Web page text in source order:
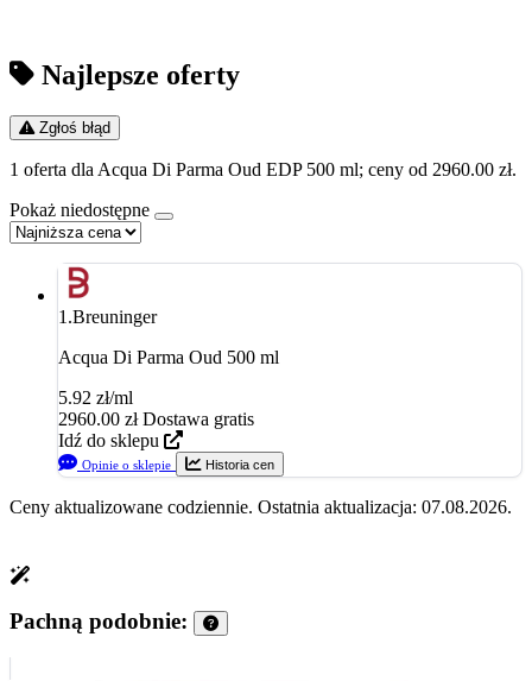
Najlepsze oferty
Zgłoś błąd
1 oferta dla Acqua Di Parma Oud EDP 500 ml; ceny od 2960.00 zł.
Pokaż niedostępne
1.Breuninger
Acqua Di Parma Oud 500 ml
5.92 zł/ml
2960.00 zł Dostawa gratis
Idź do sklepu
Opinie o sklepie Historia cen
Ceny aktualizowane codziennie. Ostatnia aktualizacja: 07.08.2026.
Pachną podobnie: